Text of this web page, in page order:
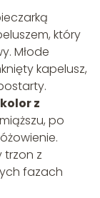
który
Młode
kapelusz,
z
po
trzon z
fazach